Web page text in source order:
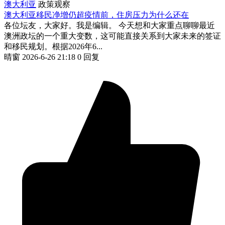
澳大利亚 政策观察
澳大利亚移民净增仍超疫情前，住房压力为什么还在
各位坛友，大家好。我是编辑。 今天想和大家重点聊聊最近
澳洲政坛的一个重大变数，这可能直接关系到大家未来的签证
和移民规划。根据2026年6...
晴窗 2026-6-26 21:18 0 回复